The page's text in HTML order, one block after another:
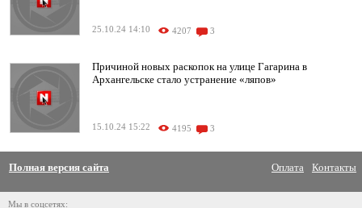
25.10.24 14:10 4207 3
Причиной новых раскопок на улице Гагарина в
Архангельске стало устранение «ляпов»
15.10.24 15:22 4195 3
Полная версия сайта Оплата Контакты
Мы в соцсетях: